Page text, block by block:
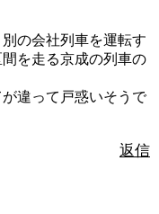
の会社列車を運転す
を走る京成の列車の
違って戸惑いそうで
返信